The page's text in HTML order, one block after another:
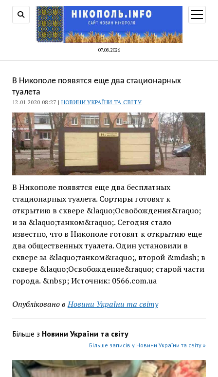
07.08.2026
меню
В Никополе появятся еще два стационарных
туалета
12.01.2020 08:27 | НОВИНИ УКРАЇНИ ТА СВІТУ
В Никополе появятся еще два бесплатных
стационарных туалета. Сортиры готовят к
открытию в сквере &laquo;Освобождения&raquo;
и за &laquo;танком&raquo;. Сегодня стало
известно, что в Никополе готовят к открытию еще
два общественных туалета. Один установили в
сквере за &laquo;танком&raquo;, второй &mdash; в
сквере &laquo;Освобождение&raquo; старой части
города. &nbsp; Источник: 0566.com.ua
Опубліковано в Новини України та світу
Більше з Новини України та світу
Більше записів у Новини України та світу »